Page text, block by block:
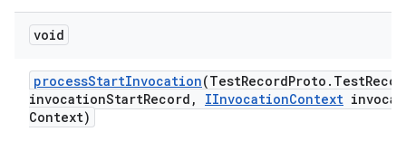
void
processStartInvocation(TestRecordProto . Test
invocationStartRecord , IInvocationContext
Context)